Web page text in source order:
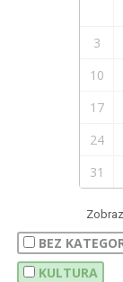
3
10
17
24
31
BEZ
KULTURA